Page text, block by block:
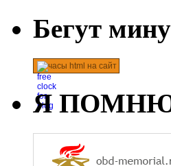
Бегут
часы html на сайт
Я